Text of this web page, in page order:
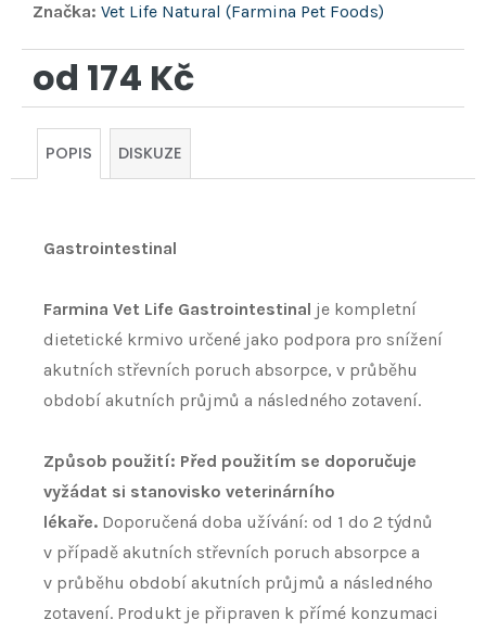
Značka: Vet Life Natural (Farmina Pet Foods)
od 174 Kč
Měrná
POPIS DISKUZE
Gastrointestinal
Farmina Vet Life Gastrointestinal je kompletní
dietetické krmivo určené jako podpora pro snížení
akutních střevních poruch absorpce, v průběhu
období akutních průjmů a následného zotavení.
Způsob použití: Před použitím se doporučuje
vyžádat si stanovisko veterinárního
lékaře. Doporučená doba užívání: od 1 do 2 týdnů
v případě akutních střevních poruch absorpce a
v průběhu období akutních průjmů a následného
zotavení. Produkt je připraven k přímé konzumaci